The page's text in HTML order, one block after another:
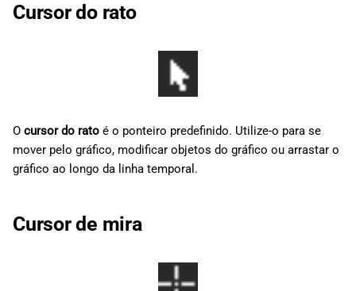
Cursor do rato
O cursor do rato é o ponteiro predefinido. Utilize-o para se
mover pelo gráfico, modificar objetos do gráfico ou arrastar o
gráfico ao longo da linha temporal.
Cursor de mira